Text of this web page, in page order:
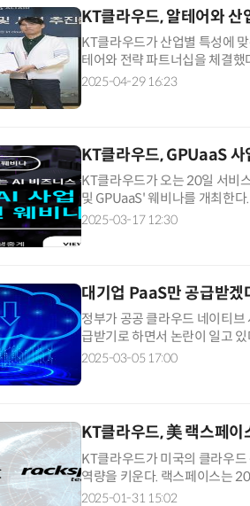
KT클라우드, 알테어와 산
KT클라우드가 산업별 특성에
테어와 전략 파트너십을 체결했
된 고객 맞춤형 솔루션을 공동
2025-04-29 16:23
KT클라우드, GPUaaS
KT클라우드가 오는 20일 서비
및 GPUaaS' 웨비나를 개최한
GPU를 쉽게 빌려 쓰는
2025-03-17 12:30
대기업 PaaS만 공급받
정부가 공공 클라우드 네이티
급받기로 하면서 논란이 일고
해 온 기존 정책을 뒤집은 것으
2025-03-05 17:00
KT클라우드, 美 랙스페
KT클라우드가 미국의 클라우
역량을 키운다. 랙스페이스는
태의 클라우드 컴퓨팅 오픈소스
2025-01-31 15:02